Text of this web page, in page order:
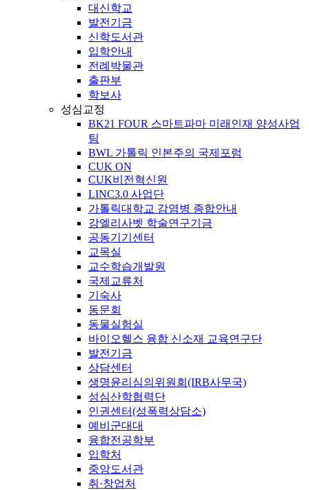
대신학교
발전기금
신학도서관
입학안내
전례박물관
출판부
학보사
성심교정
BK21 FOUR 스마트파마 미래인재 양성사업
팀
BWL 가톨릭 인본주의 국제포럼
CUK ON
CUK비전혁신원
LINC3.0 사업단
가톨릭대학교 감염병 종합안내
강엘리사벳 학술연구기금
공동기기센터
교목실
교수학습개발원
국제교류처
기숙사
동문회
동물실험실
바이오헬스 융합 신소재 교육연구단
발전기금
상담센터
생명윤리심의위원회(IRB사무국)
성심산학협력단
인권센터(성폭력상담소)
예비군대대
융합전공학부
입학처
중앙도서관
취·창업처